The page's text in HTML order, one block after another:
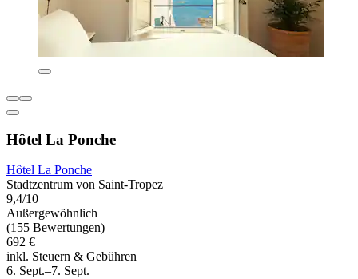
Hôtel La Ponche
Hôtel La Ponche
Stadtzentrum von Saint-Tropez
9,4/10
Außergewöhnlich
(155 Bewertungen)
692 €
inkl. Steuern & Gebühren
6. Sept.–7. Sept.